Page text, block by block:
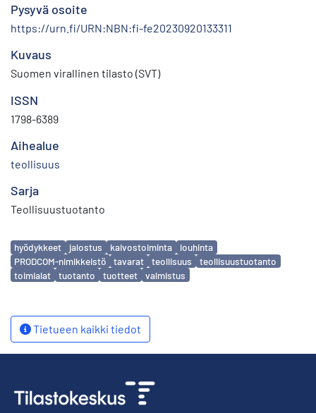
Pysyvä osoite
https://urn.fi/URN:NBN:fi-fe20230920133311
Kuvaus
Suomen virallinen tilasto (SVT)
ISSN
1798-6389
Aihealue
teollisuus
Sarja
Teollisuustuotanto
Avainsanat
hyödykkeet jalostus kaivostoiminta
louhinta
PRODCOM-nimikkeistö
tavarat teollisuus
teollisuustuotanto
toimialat
tuotanto tuotteet valmistus
Tietueen kaikki tiedot